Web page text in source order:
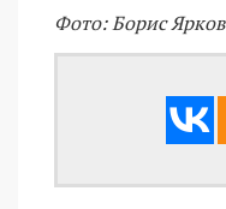
Фото: Борис Ярков